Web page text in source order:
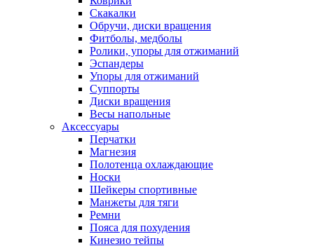
Скакалки
Обручи, диски вращения
Фитболы, медболы
Ролики, упоры для отжиманий
Эспандеры
Упоры для отжиманий
Суппорты
Диски вращения
Весы напольные
Аксессуары
Перчатки
Магнезия
Полотенца охлаждающие
Носки
Шейкеры спортивные
Манжеты для тяги
Ремни
Пояса для похудения
Кинезио тейпы